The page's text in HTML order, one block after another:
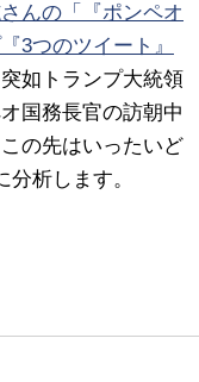
んの「『ポンペオ
3つのツイート』
如トランプ大統領
国務長官の訪朝中
の先はいったいど
析します。